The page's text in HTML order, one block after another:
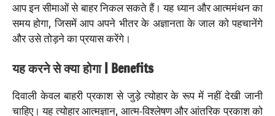
आप इन सीमाओं से बाहर निकल सकते हैं। यह ध्यान और आत्ममंथन का
समय होगा, जिसमें आप अपने भीतर के अज्ञानता के जाल को पहचानेंगे
और उसे तोड़ने का प्रयास करेंगे।
यह करने से क्या होगा | Benefits
दिवाली केवल बाहरी प्रकाश से जुड़े त्योहार के रूप में नहीं देखी जानी
चाहिए। यह त्योहार आत्मज्ञान, आत्म-विश्लेषण और आंतरिक प्रकाश को